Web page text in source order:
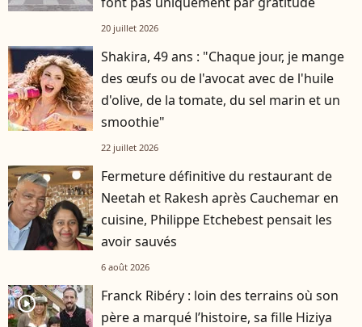
20 juillet 2026
Shakira, 49 ans : "Chaque jour, je mange
des œufs ou de l'avocat avec de l'huile
d'olive, de la tomate, du sel marin et un
smoothie"
22 juillet 2026
Fermeture définitive du restaurant de
Neetah et Rakesh après Cauchemar en
cuisine, Philippe Etchebest pensait les
avoir sauvés
6 août 2026
player2
Franck Ribéry : loin des terrains où son
père a marqué l’histoire, sa fille Hiziya